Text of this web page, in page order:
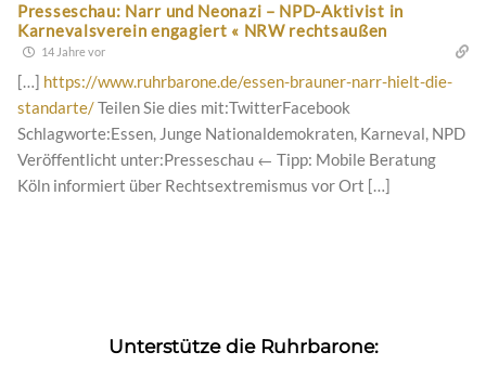
Presseschau: Narr und Neonazi – NPD-Aktivist in
Karnevalsverein engagiert « NRW rechtsaußen
14 Jahre vor
[…] https://www.ruhrbarone.de/essen-brauner-narr-hielt-die-
standarte/Teilen Sie dies mit:TwitterFacebook
Schlagworte:Essen, Junge Nationaldemokraten, Karneval, NPD
Veröffentlicht unter:Presseschau ← Tipp: Mobile Beratung
Köln informiert über Rechtsextremismus vor Ort […]
Unterstütze die Ruhrbarone: